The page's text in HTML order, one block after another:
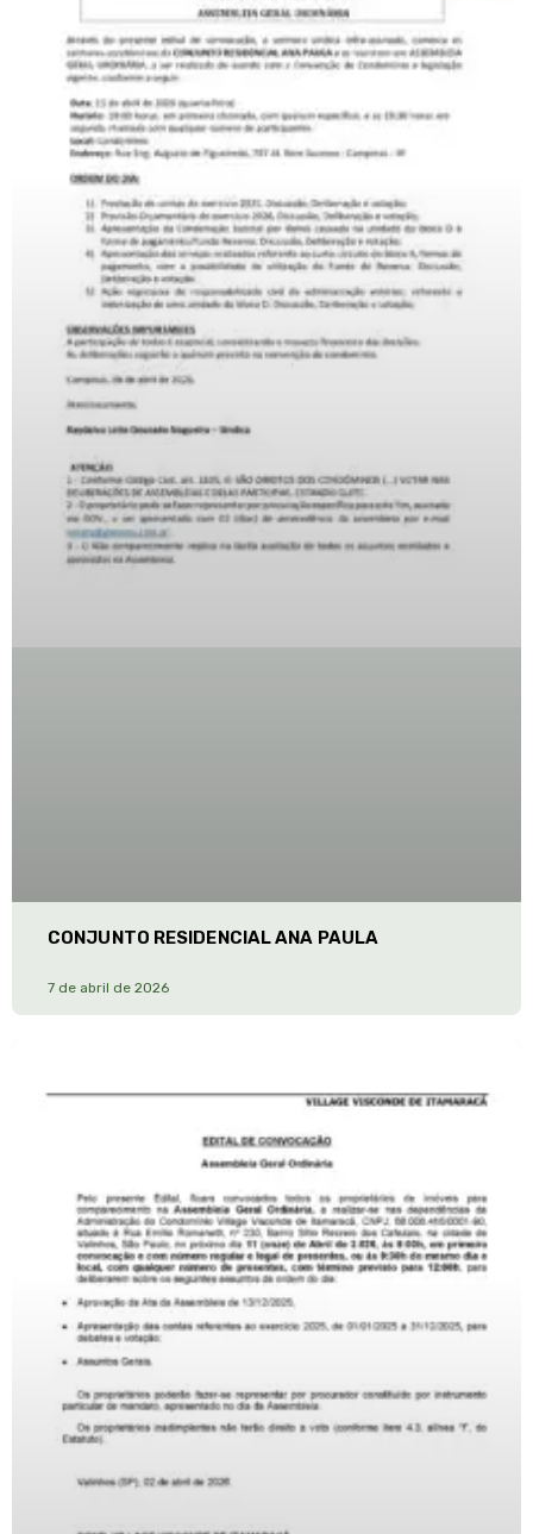
CONJUNTO RESIDENCIAL ANA PAULA
7 de abril de 2026